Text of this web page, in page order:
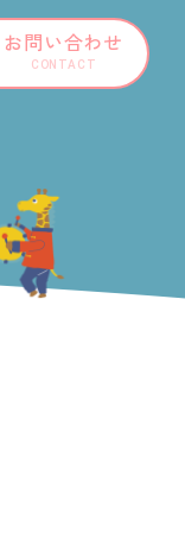
お問い合わせ
CONTACT